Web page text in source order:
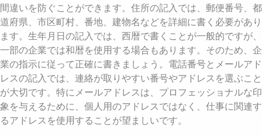
間違いを防ぐことができます。住所の記入では、郵便番号、都
道府県、市区町村、番地、建物名などを詳細に書く必要があり
ます。生年月日の記入では、西暦で書くことが一般的ですが、
一部の企業では和暦を使用する場合もあります。そのため、企
業の指示に従って正確に書きましょう。電話番号とメールアド
レスの記入では、連絡が取りやすい番号やアドレスを選ぶこと
が大切です。特にメールアドレスは、プロフェッショナルな印
象を与えるために、個人用のアドレスではなく、仕事に関連す
るアドレスを使用することが望ましいです。